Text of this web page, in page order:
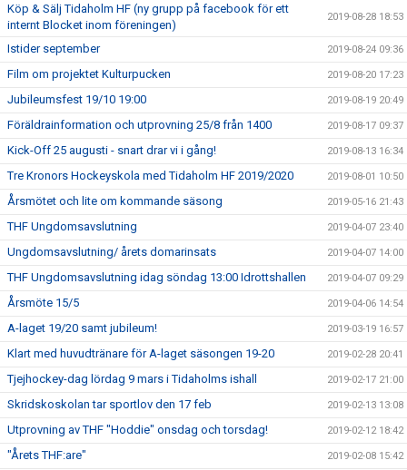
Köp & Sälj Tidaholm HF (ny grupp på facebook för ett
internt Blocket inom föreningen)
2019-08-28 18:53
Istider september 2019-08-24 09:36
Film om projektet Kulturpucken 2019-08-20 17:23
Jubileumsfest 19/10 19:00 2019-08-19 20:49
Föräldrainformation och utprovning 25/8 från 1400 2019-08-17 09:37
Kick-Off 25 augusti - snart drar vi i gång! 2019-08-13 16:34
Tre Kronors Hockeyskola med Tidaholm HF 2019/2020 2019-08-01 10:50
Årsmötet och lite om kommande säsong 2019-05-16 21:43
THF Ungdomsavslutning 2019-04-07 23:40
Ungdomsavslutning/ årets domarinsats 2019-04-07 14:00
THF Ungdomsavslutning idag söndag 13:00 Idrottshallen 2019-04-07 09:29
Årsmöte 15/5 2019-04-06 14:54
A-laget 19/20 samt jubileum! 2019-03-19 16:57
Klart med huvudtränare för A-laget säsongen 19-20 2019-02-28 20:41
Tjejhockey-dag lördag 9 mars i Tidaholms ishall 2019-02-17 21:00
Skridskoskolan tar sportlov den 17 feb 2019-02-13 13:08
Utprovning av THF "Hoddie" onsdag och torsdag! 2019-02-12 18:42
"Årets THF:are" 2019-02-08 15:42